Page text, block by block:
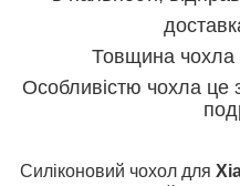
Товщина чохла
Особливістю чохла це
Силіконовий чохол для